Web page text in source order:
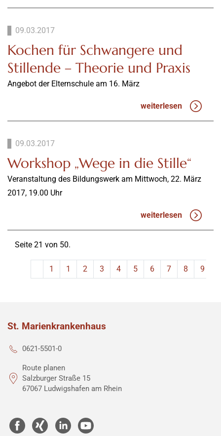
09.03.2017
Kochen für Schwangere und
Stillende – Theorie und Praxis
Angebot der Elternschule am 16. März
weiterlesen
09.03.2017
Workshop „Wege in die Stille“
Veranstaltung des Bildungswerk am Mittwoch, 22. März
2017, 19.00 Uhr
weiterlesen
Seite 21 von 50.
1 1 2 3 4 5 6 7 8 9
St. Marienkrankenhaus
0621-5501-0
Route planen
Salzburger Straße 15
67067 Ludwigshafen am Rhein